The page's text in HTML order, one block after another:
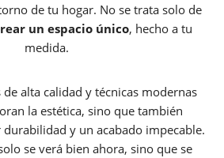
de tu hogar. No se trata solo de
un espacio único, hecho a tu
medida.
alta calidad y técnicas modernas
la estética, sino que también
y un acabado impecable.
se verá bien ahora, sino que se